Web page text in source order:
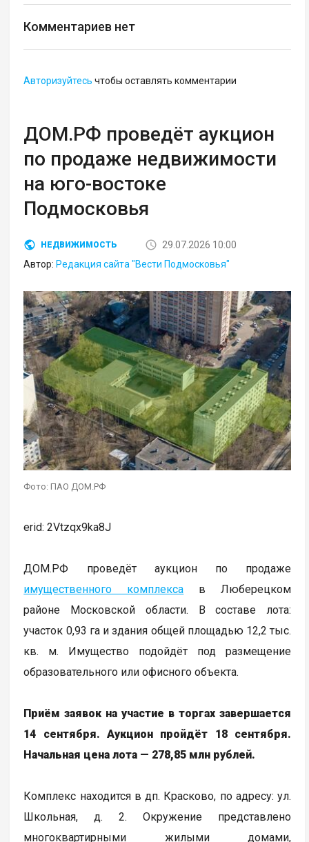
Комментариев нет
Авторизуйтесь чтобы оставлять комментарии
ДОМ.РФ проведёт аукцион
по продаже недвижимости
на юго-востоке
Подмосковья
НЕДВИЖИМОСТЬ
29.07.2026 10:00
Автор: Редакция сайта "Вести Подмосковья"
Фото: ПАО ДОМ.РФ
erid: 2Vtzqx9ka8J
ДОМ.РФ проведёт аукцион по продаже
имущественного комплекса в Люберецком
районе Московской области. В составе лота:
участок 0,93 га и здания общей площадью 12,2 тыс.
кв. м. Имущество подойдёт под размещение
образовательного или офисного объекта.
Приём заявок на участие в торгах завершается
14 сентября. Аукцион пройдёт 18 сентября.
Начальная цена лота — 278,85 млн рублей.
Комплекс находится в дп. Красково, по адресу: ул.
Школьная, д. 2. Окружение представлено
многоквартирными жилыми домами,